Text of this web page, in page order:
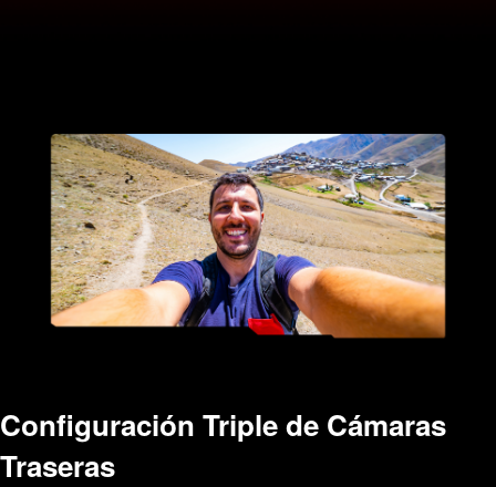
Configuración Triple de Cámaras
Traseras